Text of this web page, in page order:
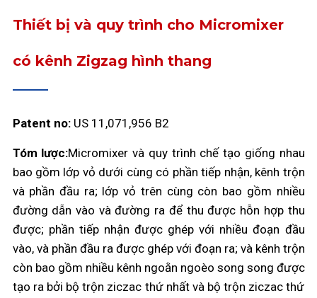
Thiết bị và quy trình cho Micromixer
có kênh Zigzag hình thang
Patent no:US 11,071,956 B2
Tóm lược:Micromixer và quy trình chế tạo giống nhau
bao gồm lớp vỏ dưới cùng có phần tiếp nhận, kênh trộn
và phần đầu ra; lớp vỏ trên cùng còn bao gồm nhiều
đường dẫn vào và đường ra để thu được hỗn hợp thu
được; phần tiếp nhận được ghép với nhiều đoạn đầu
vào, và phần đầu ra được ghép với đoạn ra; và kênh trộn
còn bao gồm nhiều kênh ngoằn ngoèo song song được
tạo ra bởi bộ trộn ziczac thứ nhất và bộ trộn ziczac thứ